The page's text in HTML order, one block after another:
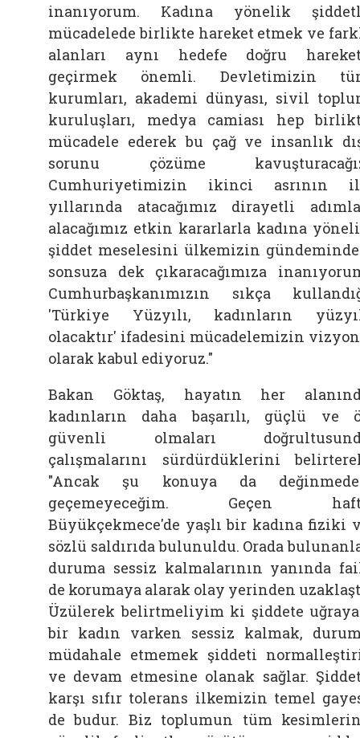
inanıyorum. Kadına yönelik
mücadelede birlikte hareket etmek ve
alanları aynı hedefe doğru
geçirmek önemli. Devletimizin
kurumları, akademi dünyası, sivil
kuruluşları, medya camiası hep
mücadele ederek bu çağ ve insanlık
sorunu çözüme
Cumhuriyetimizin ikinci asrının
yıllarında atacağımız dirayetli
alacağımız etkin kararlarla kadına
şiddet meselesini ülkemizin
sonsuza dek çıkaracağımıza
Cumhurbaşkanımızın sıkça
'Türkiye Yüzyılı, kadınların
olacaktır' ifadesini mücadelemizin
olarak kabul ediyoruz."
Bakan Göktaş, hayatın her
kadınların daha başarılı, güçlü ve
güvenli olmaları
çalışmalarını sürdürdüklerini
"Ancak şu konuya da
geçemeyeceğim. Geçen
Büyükçekmece'de yaşlı bir kadına fiziki
sözlü saldırıda bulunuldu. Orada
duruma sessiz kalmalarının yanında
de korumaya alarak olay yerinden
Üzülerek belirtmeliyim ki şiddete
bir kadın varken sessiz kalmak,
müdahale etmemek şiddeti
ve devam etmesine olanak sağlar.
karşı sıfır tolerans ilkemizin temel
de budur. Biz toplumun tüm